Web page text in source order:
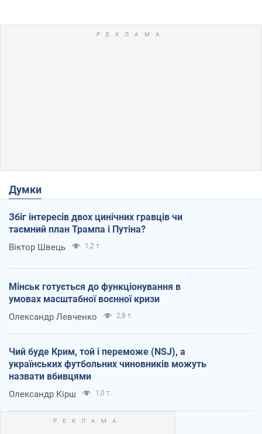
Думки
Збіг інтересів двох цинічних гравців чи
таємний план Трампа і Путіна?
Віктор Швець 1,2 т.
Мінськ готується до функціонування в
умовах масштабної воєнної кризи
Олександр Левченко 2,8 т.
Чий буде Крим, той і переможе (NSJ), а
українських футбольних чиновників можуть
назвати вбивцями
Олександр Кірш 1,0 т.